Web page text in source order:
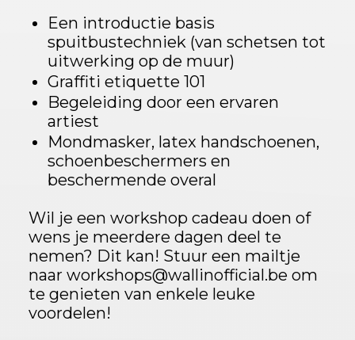
Een introductie basis
spuitbustechniek (van schetsen tot
uitwerking op de muur)
Graffiti etiquette 101
Begeleiding door een ervaren
artiest
Mondmasker, latex handschoenen,
schoenbeschermers en
beschermende overal
Wil je een workshop cadeau doen of
wens je meerdere dagen deel te
nemen? Dit kan! Stuur een mailtje
naar workshops@wallinofficial.be om
te genieten van enkele leuke
voordelen!